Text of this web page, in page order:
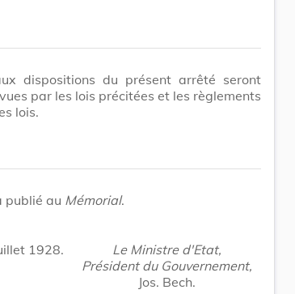
dispositions du présent arrêté seront
par les lois précitées et les règlements
lois.
publié au Mémorial.
1928.
Le Ministre d'Etat,
Président du Gouvernement,
Jos. Bech.